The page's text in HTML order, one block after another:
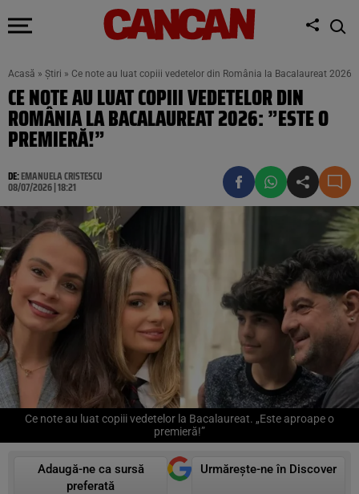
Acasă » Știri » Ce note au luat copiii vedetelor din România la Bacalaureat 2026:
CE NOTE AU LUAT COPIII VEDETELOR DIN
ROMÂNIA LA BACALAUREAT 2026: ”ESTE O
PREMIERĂ!”
DE:EMANUELA CRISTESCU
08/07/2026 | 18:21
Ce note au luat copiii vedetelor la Bacalaureat. „Este aproape o
premieră!”
Adaugă-ne ca sursă
preferată
Urmărește-ne în Discover